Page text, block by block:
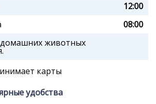
12:00
08:00
животных
карты
удобства